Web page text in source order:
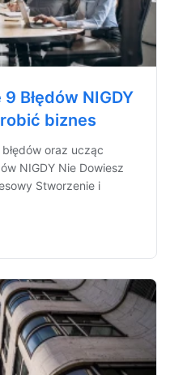
Błędów NIGDY
biznes
oraz ucząc
NIGDY Nie Dowiesz
Stworzenie i